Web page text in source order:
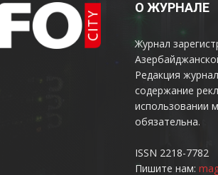
О ЖУРНАЛЕ
Журнал
Редакция
содержание
использовании
обязательна.
ISSN 2218-7782
Пишите нам: